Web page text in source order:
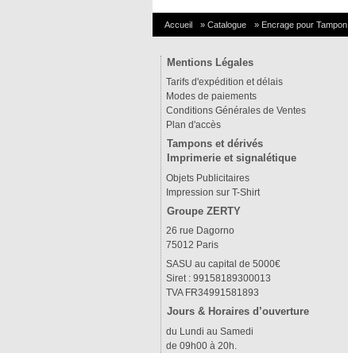
Accueil » Catalogue » Encrage pour Tampon
Mentions Légales
Tarifs d'expédition et délais
Modes de paiements
Conditions Générales de Ventes
Plan d'accès
Tampons et dérivés
Imprimerie et signalétique
Objets Publicitaires
Impression sur T-Shirt
Groupe ZERTY
26 rue Dagorno
75012 Paris
SASU au capital de 5000€
Siret : 99158189300013
TVA FR34991581893
Jours & Horaires d’ouverture
du Lundi au Samedi
de 09h00 à 20h.